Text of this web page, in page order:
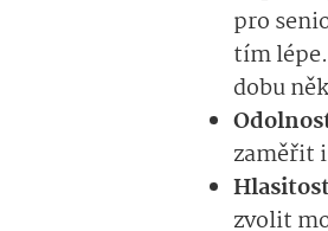
pro
tím
dobu
zaměřit
zvolit